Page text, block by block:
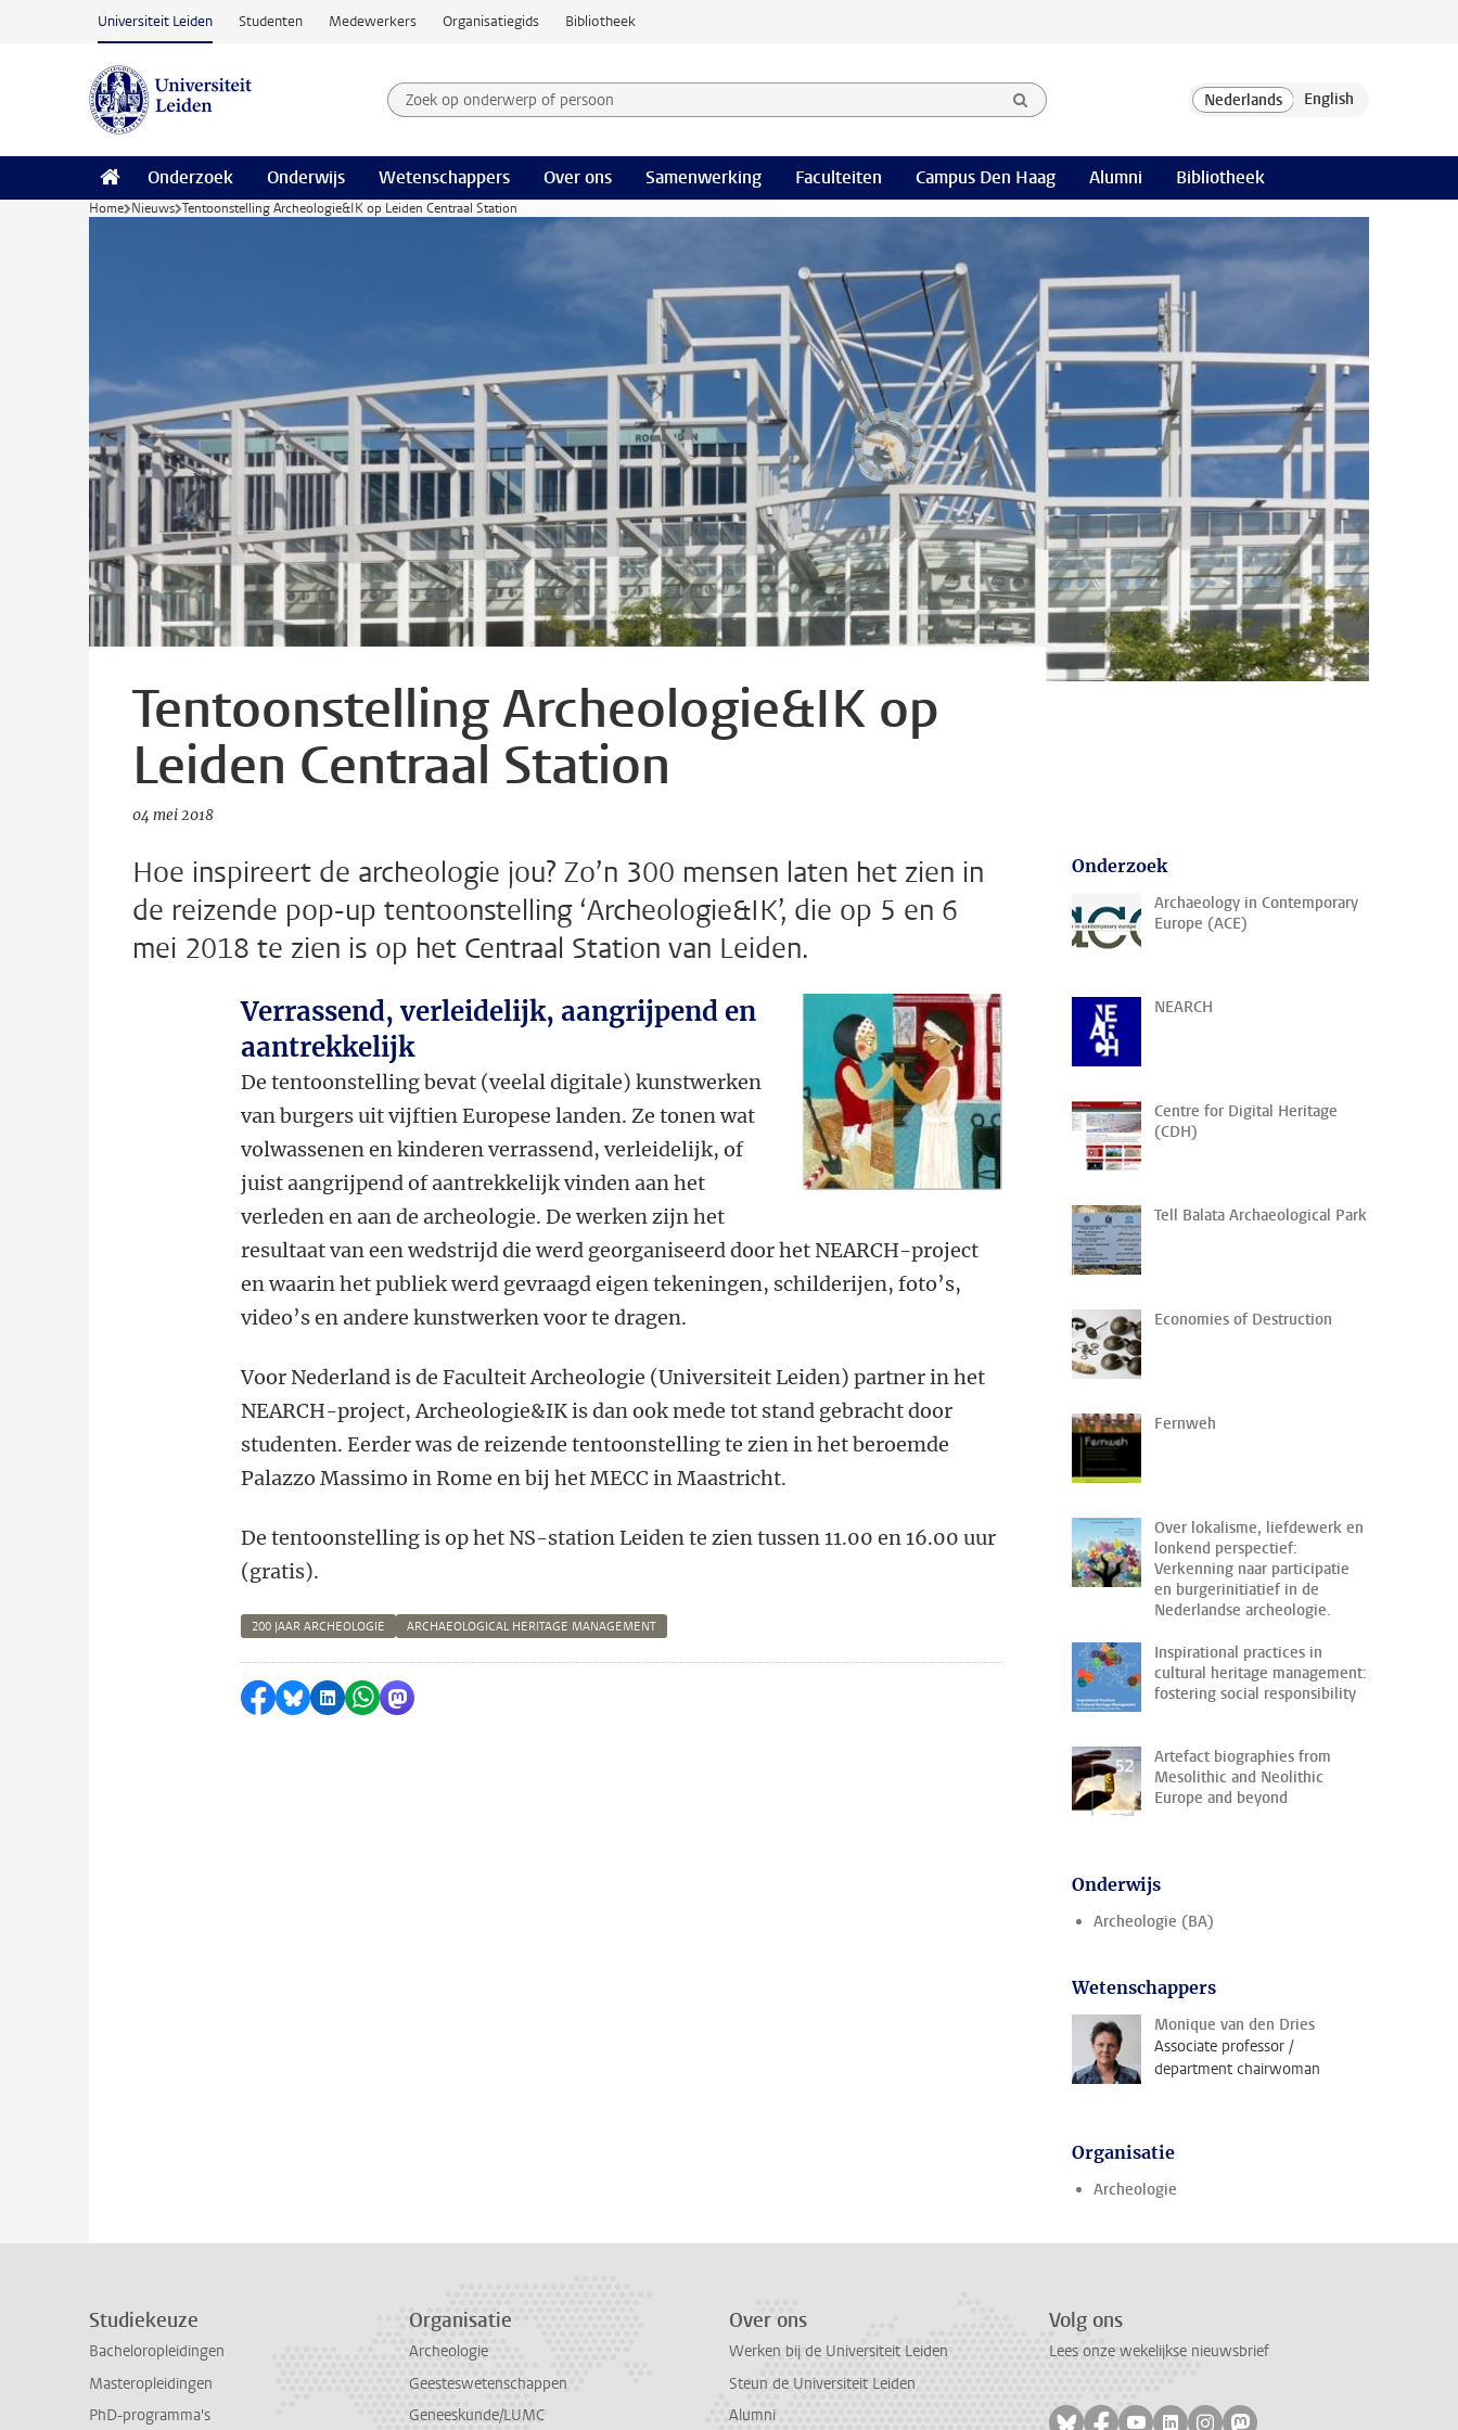
Ga naar hoofdinhoud
Universiteit Leiden Studenten Medewerkers Organisatiegids Bibliotheek
Zoek op onderwerp of persoon en selecteer categorie
Zoekterm
Onderzoek Onderwijs Wetenschappers Over ons Samenwerking Faculteiten Campus Den Haag Alumni Bibliotheek
Home Nieuws Tentoonstelling Archeologie&IK op Leiden Centraal Station
Tentoonstelling Archeologie&IK op
Leiden Centraal Station
04 mei 2018
Hoe inspireert de archeologie jou? Zo’n 300 mensen laten het zien in
de reizende pop-up tentoonstelling ‘Archeologie&IK’, die op 5 en 6
mei 2018 te zien is op het Centraal Station van Leiden.
Verrassend, verleidelijk, aangrijpend en
aantrekkelijk
De tentoonstelling bevat (veelal digitale) kunstwerken
van burgers uit vijftien Europese landen. Ze tonen wat
volwassenen en kinderen verrassend, verleidelijk, of
juist aangrijpend of aantrekkelijk vinden aan het
verleden en aan de archeologie. De werken zijn het
resultaat van een wedstrijd die werd georganiseerd door het NEARCH-project
en waarin het publiek werd gevraagd eigen tekeningen, schilderijen, foto’s,
video’s en andere kunstwerken voor te dragen.
Voor Nederland is de Faculteit Archeologie (Universiteit Leiden) partner in het
NEARCH-project, Archeologie&IK is dan ook mede tot stand gebracht door
studenten. Eerder was de reizende tentoonstelling te zien in het beroemde
Palazzo Massimo in Rome en bij het MECC in Maastricht.
De tentoonstelling is op het NS-station Leiden te zien tussen 11.00 en 16.00 uur
(gratis).
200 JAAR ARCHEOLOGIE ARCHAEOLOGICAL HERITAGE MANAGEMENT
Delen op Facebook
Delen via Bluesky
Delen op LinkedIn
Delen via WhatsApp
Delen via Mastodon
Onderzoek
Archaeology in Contemporary
Europe (ACE)
NEARCH
Centre for Digital Heritage
(CDH)
Tell Balata Archaeological Park
Economies of Destruction
Fernweh
Over lokalisme, liefdewerk en
lonkend perspectief:
Verkenning naar participatie
en burgerinitiatief in de
Nederlandse archeologie.
Inspirational practices in
cultural heritage management:
fostering social responsibility
Artefact biographies from
Mesolithic and Neolithic
Europe and beyond
Onderwijs
Archeologie (BA)
Wetenschappers
Monique van den Dries
Associate professor /
department chairwoman
Organisatie
Archeologie
Studiekeuze
Bacheloropleidingen
Masteropleidingen
PhD-programma's
Organisatie
Archeologie
Geesteswetenschappen
Geneeskunde/LUMC
Over ons
Werken bij de Universiteit Leiden
Steun de Universiteit Leiden
Alumni
Volg ons
Lees onze wekelijkse nieuwsbrief
Volg ons op bluesky
Volg ons op facebook
Volg ons op youtube
Volg ons op linkedin
Volg ons op instagram
Volg ons op mastodon